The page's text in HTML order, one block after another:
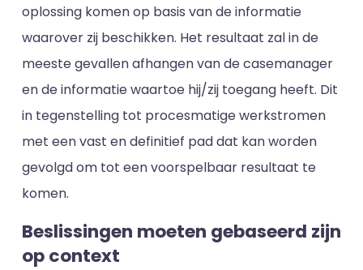
oplossing komen op basis van de informatie
waarover zij beschikken. Het resultaat zal in de
meeste gevallen afhangen van de casemanager
en de informatie waartoe hij/zij toegang heeft. Dit
in tegenstelling tot procesmatige werkstromen
met een vast en definitief pad dat kan worden
gevolgd om tot een voorspelbaar resultaat te
komen.
Beslissingen moeten gebaseerd zijn
op context